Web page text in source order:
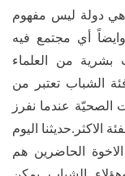
هي دولة ليس مفهوم
أي مجتمع فيه
بشرية من العلماء
الشباب تعتبر من
الصحيّة عندما نفرز
الاكثر.حديثنا اليوم
الحاضرين هم